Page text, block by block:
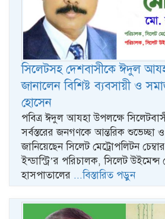
সিলেটসহ দেশবাসীকে ঈদুল
জানালেন বিশিষ্ট ব্যবসায়ী ও
হোসেন
পবিত্র ঈদুল আযহা উপলক্ষে
সর্বস্তরের জনগণকে আন্তরিক
জানিয়েছেন সিলেট মেট্রোপলিটন
ইন্ডাস্ট্রি’র পরিচালক, সিলেট
হাসপাতালের ...বিস্তারিত পড়ুন